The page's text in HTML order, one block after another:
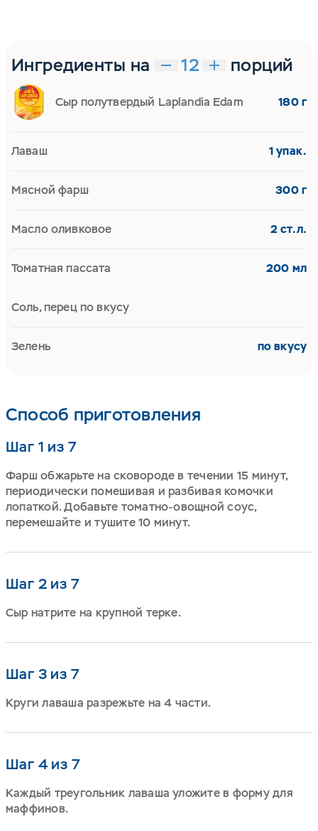
Способ приготовления
Шаг 1 из 7
Фарш обжарьте на сковороде в течении 15 минут,
периодически помешивая и разбивая комочки
лопаткой. Добавьте томатно-овощной соус,
перемешайте и тушите 10 минут.
Шаг 2 из 7
Сыр натрите на крупной терке.
Шаг 3 из 7
Круги лаваша разрежьте на 4 части.
Шаг 4 из 7
Каждый треугольник лаваша уложите в форму для
маффинов.
Ингредиенты на порций
Сыр полутвердый Laplandia Edam 180 г
Лаваш 1 упак.
Мясной фарш 300 г
Масло оливковое 2 ст.л.
Томатная пассата 200 мл
Соль, перец по вкусу
Зелень по вкусу